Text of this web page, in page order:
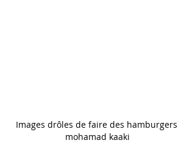
Images drôles de faire des hamburgers
mohamad kaaki